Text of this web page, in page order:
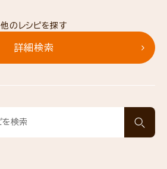
他のレシピを探す
詳細検索